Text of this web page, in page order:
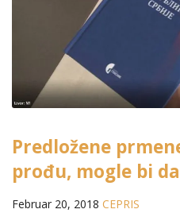
Predložene
prođu, mogle bi
Februar 20, 2018 CEPRIS